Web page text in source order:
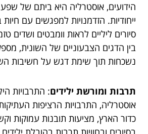
הידועים, אוסטרליה היא ביתם של
ייחודיות. הזדמנויות למפגשים עם
סיורים ליליים לראות וומבטים ושדים
בין הדגים הצבעוניים של השונית,
נשכחות תוך שימת דגש על חשיבות
תרבות ומורשת ילידים: התרבויות
אוסטרליה, התרבויות הרציפות
כדור הארץ, מציעות תובנות עמוקות